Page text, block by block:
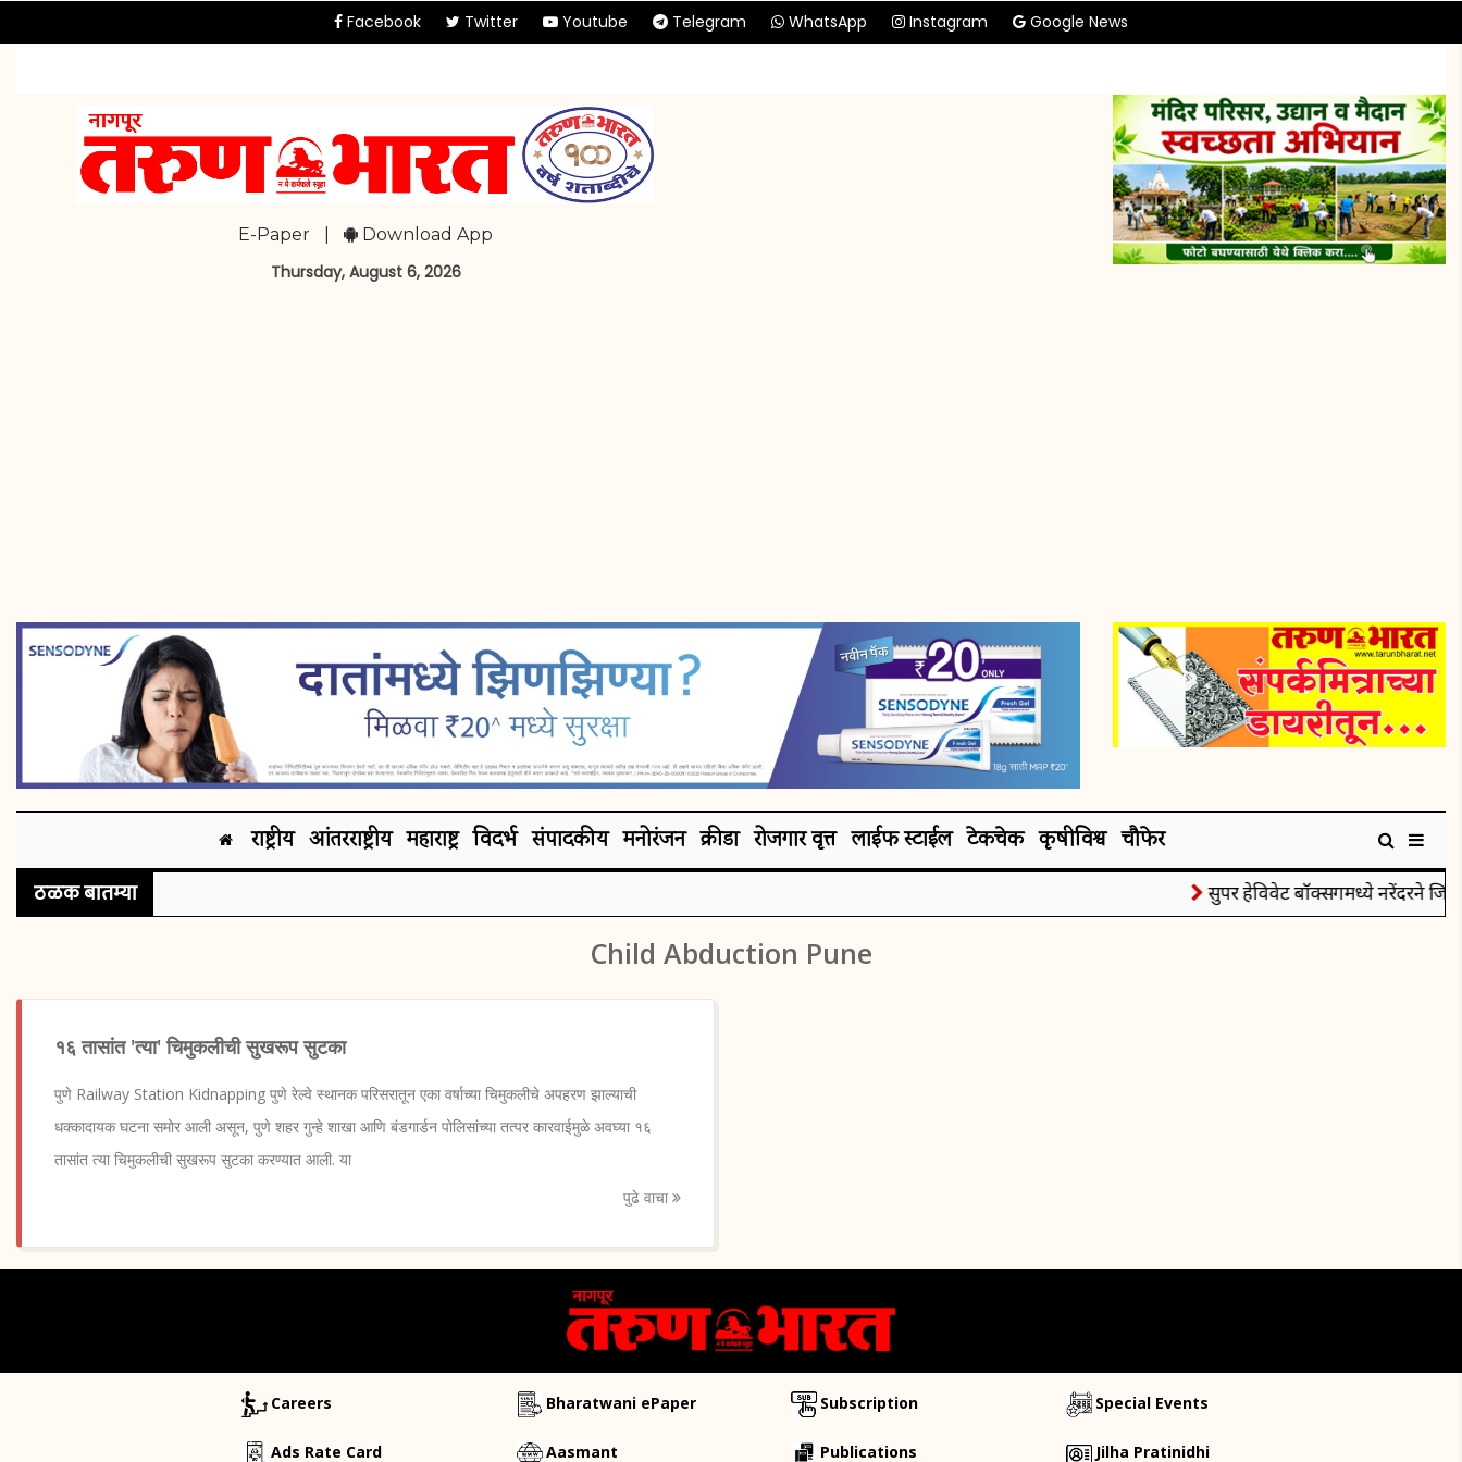
Facebook Twitter Youtube Telegram WhatsApp Instagram Google News
E-Paper Download App
Thursday, August 6, 2026
राष्ट्रीय आंतरराष्ट्रीय महाराष्ट्र विदर्भ संपादकीय मनोरंजन क्रीडा रोजगार वृत्त लाईफ स्टाईल टेकचेक कृषीविश्व चौफेर
ठळक बातम्या सुपर हेविवेट बॉक्सिंगमध्ये नरेंदरने जिंकले
Child Abduction Pune
१६ तासांत 'त्या' चिमुकलीची सुखरूप सुटका
पुणे Railway Station Kidnapping पुणे रेल्वे स्थानक परिसरातून एका वर्षाच्या चिमुकलीचे अपहरण झाल्याची
धक्कादायक घटना समोर आली असून, पुणे शहर गुन्हे शाखा आणि बंडगार्डन पोलिसांच्या तत्पर कारवाईमुळे अवघ्या १६
तासांत त्या चिमुकलीची सुखरूप सुटका करण्यात आली. या
पुढे वाचा
Careers
Ads Rate Card
Bharatwani ePaper
Aasmant
Subscription
Publications
Special Events
Jilha Pratinidhi